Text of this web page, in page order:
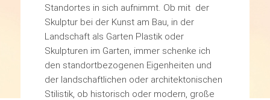
Standortes in sich aufnimmt. Ob mit der
Skulptur bei der Kunst am Bau, in der
Landschaft als Garten Plastik oder
Skulpturen im Garten, immer schenke ich
den standortbezogenen Eigenheiten und
der landschaftlichen oder architektonischen
Stilistik, ob historisch oder modern, große